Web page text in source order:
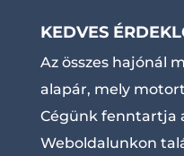
KEDVES
Az összes hajónál
alapár, mely
Cégünk fenntartja
Weboldalunkon